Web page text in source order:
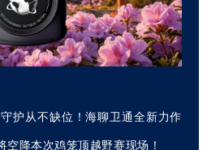
护从不缺位！海聊卫通全新力作
降本次鸡笼顶越野赛现场！